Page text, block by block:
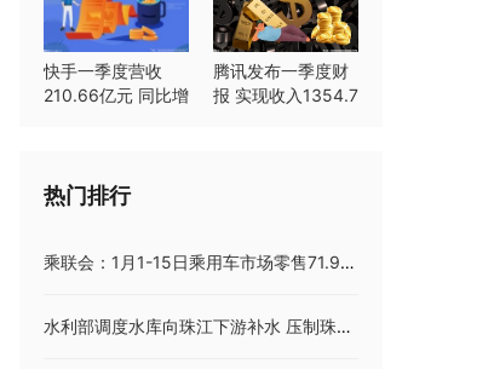
快手一季度营收
210.66亿元 同比增
腾讯发布一季度财
报 实现收入1354.7
热门排行
乘联会：1月1-15日乘用车市场零售71.9万辆:世界资讯
水利部调度水库向珠江下游补水 压制珠江河口咸潮:全球时讯